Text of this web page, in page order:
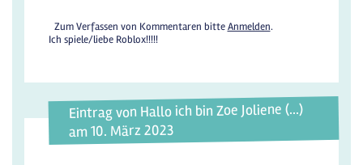
Zum Verfassen von Kommentaren bitteAnmelden.
Ich spiele/liebe Roblox!!!!!
Eintrag von Hallo ich bin Zoe Joliene (...)
am 10. März 2023